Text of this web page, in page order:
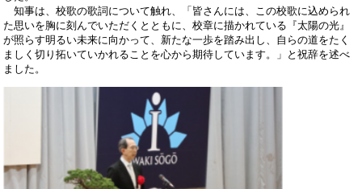
知事は、校歌の歌詞について触れ、「皆さんには、この校歌に込められ
た思いを胸に刻んでいただくとともに、校章に描かれている『太陽の光』
が照らす明るい未来に向かって、新たな一歩を踏み出し、自らの道をたく
ましく切り拓いていかれることを心から期待しています。」と祝辞を述べ
ました。